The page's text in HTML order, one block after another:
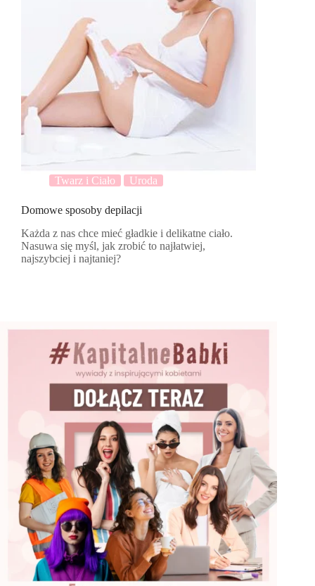
Twarz i Ciało Uroda
Domowe sposoby depilacji
Każda z nas chce mieć gładkie i delikatne ciało.
Nasuwa się myśl, jak zrobić to najłatwiej,
najszybciej i najtaniej?